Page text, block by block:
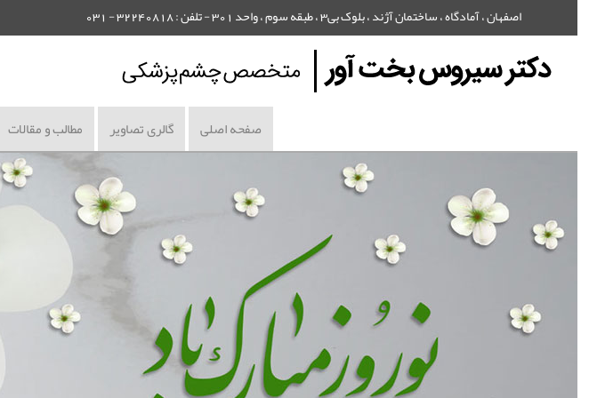
اصفهان ، آمادگاه ، ساختمان آژند ، بلوک بی3 ، طبقه سوم ، واحد 301 - تلفن : 32240818 - 031
صفحه اصلی گالری تصاویر مطالب و مقالات